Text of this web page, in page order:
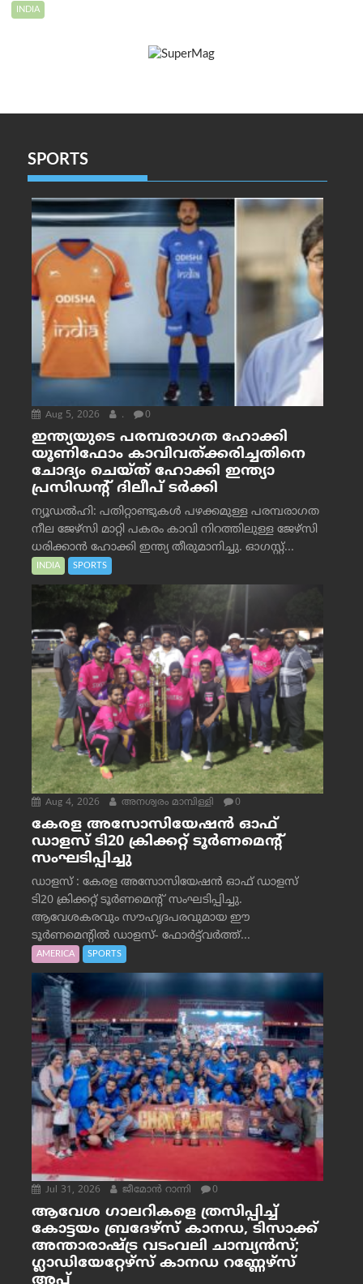
INDIA
SPORTS
Aug 5, 2026 . 0
ഇന്ത്യയുടെ പരമ്പരാഗത ഹോക്കി
യൂണിഫോം കാവിവത്ക്കരിച്ചതിനെ
ചോദ്യം ചെയ്ത് ഹോക്കി ഇന്ത്യാ
പ്രസിഡന്റ് ദിലീപ് ടര്‍ക്കി
ന്യൂഡൽഹി: പതിറ്റാണ്ടുകൾ പഴക്കമുള്ള പരമ്പരാഗത
നീല ജേഴ്‌സി മാറ്റി പകരം കാവി നിറത്തിലുള്ള ജേഴ്‌സി
ധരിക്കാൻ ഹോക്കി ഇന്ത്യ തീരുമാനിച്ചു. ഓഗസ്റ്റ്...
INDIA SPORTS
Aug 4, 2026 അനശ്വരം മാമ്പിള്ളി 0
കേരള അസോസിയേഷൻ ഓഫ്
ഡാളസ് ടി20 ക്രിക്കറ്റ് ടൂർണമെന്റ്
സംഘടിപ്പിച്ചു
ഡാളസ് : കേരള അസോസിയേഷൻ ഓഫ് ഡാളസ്
ടി20 ക്രിക്കറ്റ് ടൂർണമെന്റ് സംഘടിപ്പിച്ചു.
ആവേശകരവും സൗഹൃദപരവുമായ ഈ
ടൂർണമെന്റിൽ ഡാളസ്- ഫോർട്ട്‌വര്‍ത്ത്...
AMERICA SPORTS
Jul 31, 2026 ജീമോന്‍ റാന്നി 0
ആവേശ ഗാലറികളെ ത്രസിപ്പിച്ച്
കോട്ടയം ബ്രദേഴ്‌സ് കാനഡ, ടിസാക്ക്
അന്താരാഷ്ട്ര വടംവലി ചാമ്പ്യന്‍സ്;
ഗ്ലാഡിയേറ്റേഴ്‌സ് കാനഡ റണ്ണേഴ്‌സ്